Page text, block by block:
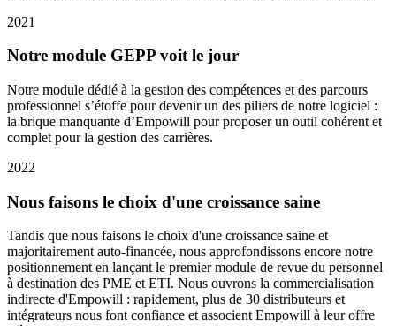
2021
Notre module GEPP voit le jour
Notre module dédié à la gestion des compétences et des parcours
professionnel s’étoffe pour devenir un des piliers de notre logiciel :
la brique manquante d’Empowill pour proposer un outil cohérent et
complet pour la gestion des carrières.
2022
Nous faisons le choix d'une croissance saine
Tandis que nous faisons le choix d'une croissance saine et
majoritairement auto-financée, nous approfondissons encore notre
positionnement en lançant le premier module de revue du personnel
à destination des PME et ETI. Nous ouvrons la commercialisation
indirecte d'Empowill : rapidement, plus de 30 distributeurs et
intégrateurs nous font confiance et associent Empowill à leur offre